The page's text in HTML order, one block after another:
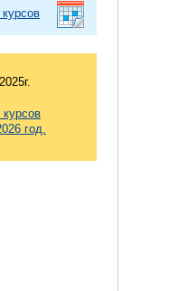
курсов
год.